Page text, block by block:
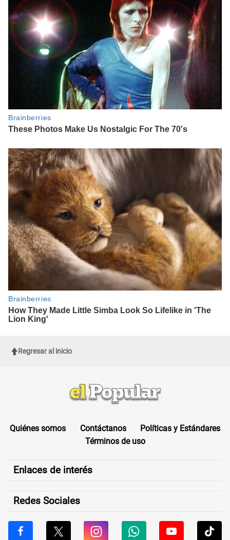
Regresar al inicio
Quiénes somos Contáctanos
Políticas y Estándares
Términos de uso
Enlaces de interés
Redes Sociales